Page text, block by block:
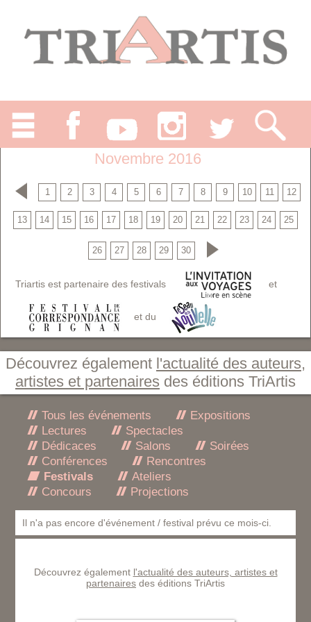
Novembre 2016
1 2 3 4 5 6 7 8 9 10 11 12
13 14 15 16 17 18 19 20 21 22 23 24 25
26 27 28 29 30
Triartis est partenaire des festivals et
et du
Découvrez également l'actualité des auteurs,
artistes et partenaires des éditions TriArtis
Tous les événements
Expositions
Lectures
Spectacles
Dédicaces
Salons
Soirées
Conférences
Rencontres
Festivals
Ateliers
Concours
Projections
Il n'a pas encore d'événement / festival prévu ce mois-ci.
Découvrez également l'actualité des auteurs, artistes et
partenaires des éditions TriArtis